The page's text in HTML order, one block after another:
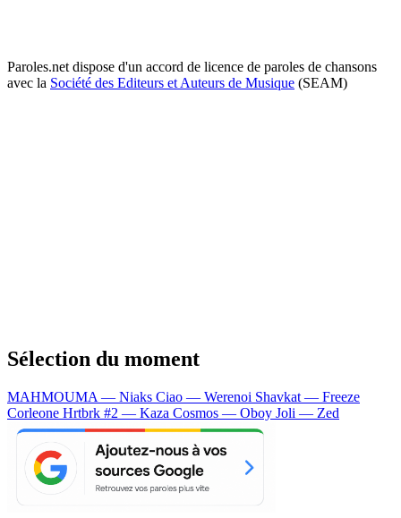
Paroles.net dispose d'un accord de licence de paroles de chansons
avec la Société des Editeurs et Auteurs de Musique (SEAM)
Sélection du moment
MAHMOUMA — Niaks Ciao — Werenoi Shavkat — Freeze
Corleone Hrtbrk #2 — Kaza Cosmos — Oboy Joli — Zed